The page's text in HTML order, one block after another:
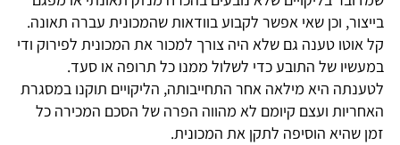
בייצור, וכן שאי אפשר לקבוע בוודאות שהמכונית עברה תאונה.
קל אוטו טענה גם שלא היה צורך למכור את המכונית לפירוק ודי
במעשיו של התובע כדי לשלול ממנו כל תרופה או סעד.
לטענתה היא מילאה אחר התחייבותה, הליקויים תוקנו במסגרת
האחריות ועצם קיומם לא מהווה הפרה של הסכם המכירה כל
זמן שהיא הוסיפה לתקן את המכונית.